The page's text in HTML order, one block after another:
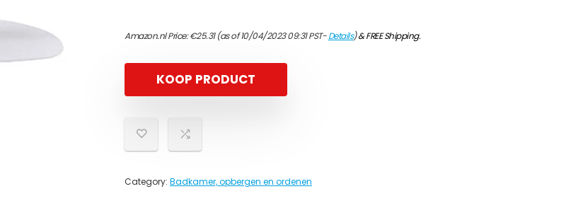
Amazon.nl Price:€25.31(as of 10/04/2023 09:31 PST-Details)&FREE Shipping.
KOOP PRODUCT
Category: Badkamer, opbergen en ordenen